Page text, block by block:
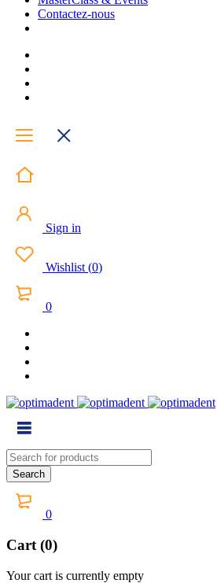
Contactez-nous
Sign in
Wishlist (0)
0
0
Cart (0)
Your cart is currently empty